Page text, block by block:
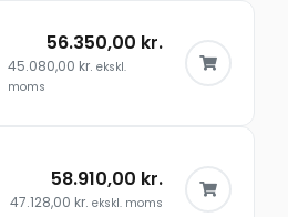
56.350,00 kr.
45.080,00 kr. ekskl.
moms
58.910,00 kr.
47.128,00 kr. ekskl. moms